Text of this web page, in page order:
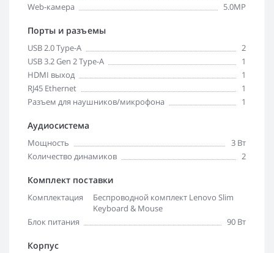
Web-камера
5.0MP
Порты и разъемы
USB 2.0 Type-A
2
USB 3.2 Gen 2 Type-A
1
HDMI выход
1
RJ45 Ethernet
1
Разъем для наушников/микрофона
1
Аудиосистема
Мощность
3 Вт
Количество динамиков
2
Комплект поставки
Комплектация
Беспроводной комплект Lenovo Slim
Keyboard & Mouse
Блок питания
90 Вт
Корпус